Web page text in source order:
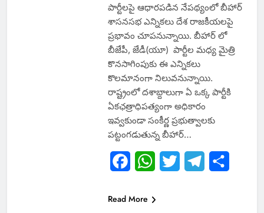
పార్టీలపై ఆధారపడిన నేపథ్యంలో బీహార్
శాసనసభ ఎన్నికలు దేశ రాజకీయలపై
ప్రభావం చూపనున్నాయి. బీహార్ లో
బీజేపీ, జేడీ(యూ) పార్టీల మధ్య మైత్రి
కొనసాగింపుకు ఈ ఎన్నికలు
కొలమానంగా నిలువనున్నాయి.
రాష్ట్రంలో దశాబ్దాలుగా ఏ ఒక్క పార్టీకి
ఏకఛత్రాధిపత్యంగా అధికారం
ఇవ్వకుండా సంకీర్ణ ప్రభుత్వాలకు
పట్టంగడుతున్న బీహార్…
FacebookWhatsApp
Twitter Telegram
Read More